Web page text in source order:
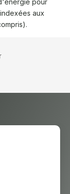
aux